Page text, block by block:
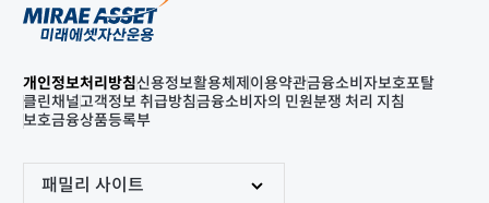
개인정보처리방침신용정보활용체제 이용약관금융소비자보호포탈
클린채널고객정보 취급방침금융소비자의 민원분쟁 처리 지침
보호금융상품등록부
패밀리 사이트